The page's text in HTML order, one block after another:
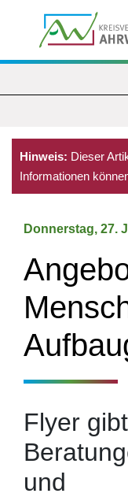
Hinweis: Dieser
Informationen
Donnerstag, 27.
Flyer
und